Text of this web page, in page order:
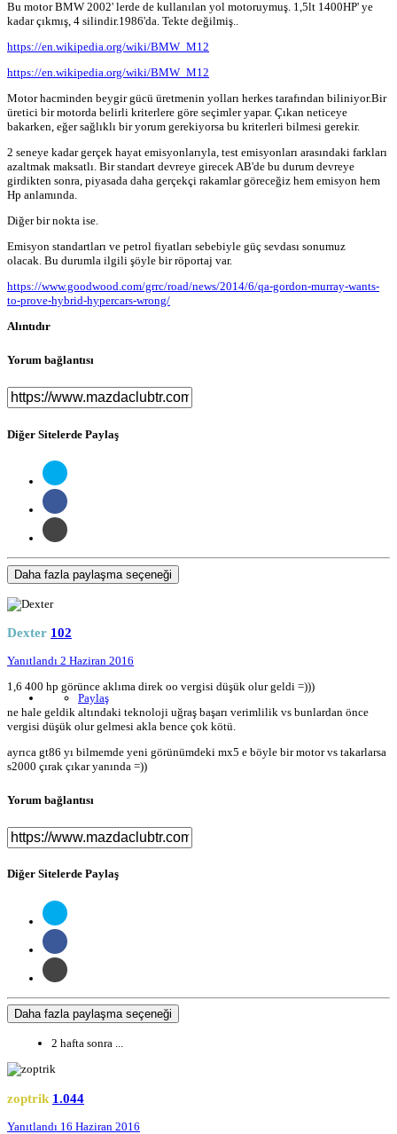
Bu motor BMW 2002' lerde de kullanılan yol motoruymuş. 1,5lt 1400HP' ye
kadar çıkmış, 4 silindir.1986'da. Tekte değilmiş..
https://en.wikipedia.org/wiki/BMW_M12
https://en.wikipedia.org/wiki/BMW_M12
Motor hacminden beygir gücü üretmenin yolları herkes tarafından biliniyor.Bir
üretici bir motorda belirli kriterlere göre seçimler yapar. Çıkan neticeye
bakarken, eğer sağlıklı bir yorum gerekiyorsa bu kriterleri bilmesi gerekir.
2 seneye kadar gerçek hayat emisyonlarıyla, test emisyonları arasındaki farkları
azaltmak maksatlı. Bir standart devreye girecek AB'de bu durum devreye
girdikten sonra, piyasada daha gerçekçi rakamlar göreceğiz hem emisyon hem
Hp anlamında.
Diğer bir nokta ise.
Emisyon standartları ve petrol fiyatları sebebiyle güç sevdası sonumuz
olacak. Bu durumla ilgili şöyle bir röportaj var.
https://www.goodwood.com/grrc/road/news/2014/6/qa-gordon-murray-wants-
to-prove-hybrid-hypercars-wrong/
Alıntıdır
Yorum bağlantısı
Diğer Sitelerde Paylaş
Daha fazla paylaşma seçeneği
Dexter 102
Yanıtlandı 2 Haziran 2016
Paylaş
1,6 400 hp görünce aklıma direk oo vergisi düşük olur geldi =)))
ne hale geldik altındaki teknoloji uğraş başarı verimlilik vs bunlardan önce
vergisi düşük olur gelmesi akla bence çok kötü.
ayrıca gt86 yı bilmemde yeni görünümdeki mx5 e böyle bir motor vs takarlarsa
s2000 çırak çıkar yanında =))
Yorum bağlantısı
Diğer Sitelerde Paylaş
Daha fazla paylaşma seçeneği
2 hafta sonra ...
zoptrik 1.044
Yanıtlandı 16 Haziran 2016